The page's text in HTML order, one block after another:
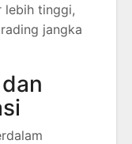
lebih tinggi,
jangka